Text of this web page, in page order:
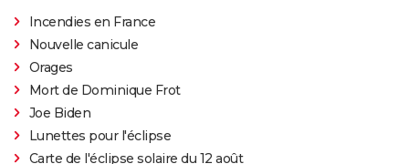
Incendies en France
Nouvelle canicule
Orages
Mort de Dominique Frot
Joe Biden
Lunettes pour l'éclipse
Carte de l'éclipse solaire du 12 août